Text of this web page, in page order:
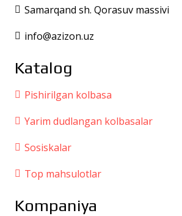
Samarqand sh. Qorasuv massivi
info@azizon.uz
Katalog
Pishirilgan kolbasa
Yarim dudlangan kolbasalar
Sosiskalar
Top mahsulotlar
Kompaniya